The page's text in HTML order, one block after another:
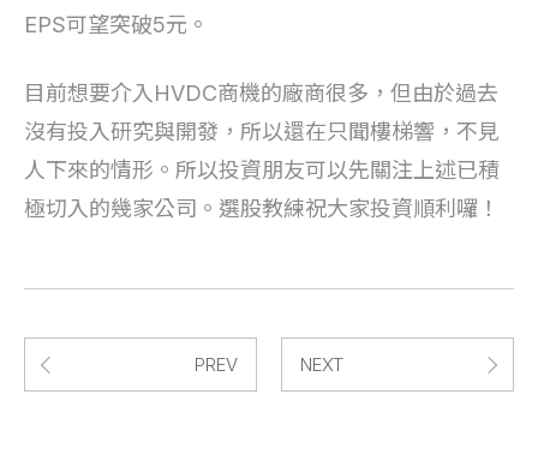
EPS可望突破5元。
目前想要介入HVDC商機的廠商很多，但由於過去
沒有投入研究與開發，所以還在只聞樓梯響，不見
人下來的情形。所以投資朋友可以先關注上述已積
極切入的幾家公司。選股教練祝大家投資順利囉！
PREV NEXT